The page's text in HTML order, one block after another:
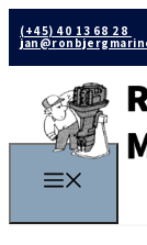
(+45) 40 13 68 28